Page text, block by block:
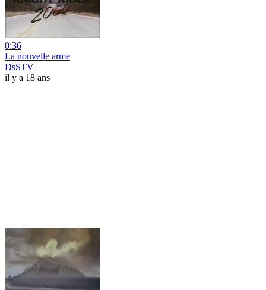
0:36
La nouvelle arme
DsSTV
il y a 18 ans